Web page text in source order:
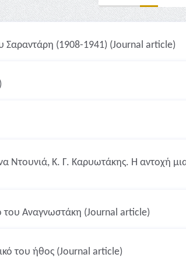
Σαραντάρη (1908-1941) (Journal article)
Ντουνιά, Κ. Γ. Καρυωτάκης. Η αντοχή
του Αναγνωστάκη (Journal article)
του ήθος (Journal article)